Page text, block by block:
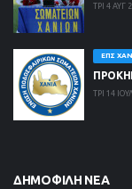
ΤΡΙ 4 ΑΥΓ
ΕΠΣ
ΤΡΙ 14
ΔΗΜΟΦΙΛΉ ΝΈΑ